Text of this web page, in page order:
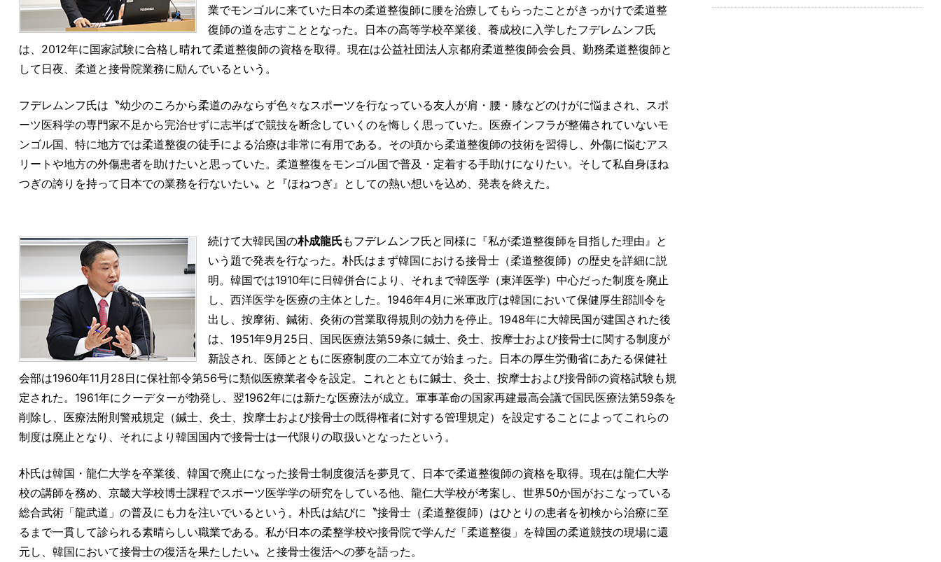
業でモンゴルに来ていた日本の柔道整復師に腰を治療してもらったことがきっかけで柔道整
復師の道を志すこととなった。日本の高等学校卒業後、養成校に入学したフデレムンフ氏
は、2012年に国家試験に合格し晴れて柔道整復師の資格を取得。現在は公益社団法人京都府柔道整復師会会員、勤務柔道整復師と
して日夜、柔道と接骨院業務に励んでいるという。
フデレムンフ氏は〝幼少のころから柔道のみならず色々なスポーツを行なっている友人が肩・腰・膝などのけがに悩まされ、スポ
ーツ医科学の専門家不足から完治せずに志半ばで競技を断念していくのを悔しく思っていた。医療インフラが整備されていないモ
ンゴル国、特に地方では柔道整復の徒手による治療は非常に有用である。その頃から柔道整復師の技術を習得し、外傷に悩むアス
リートや地方の外傷患者を助けたいと思っていた。柔道整復をモンゴル国で普及・定着する手助けになりたい。そして私自身ほね
つぎの誇りを持って日本での業務を行ないたい〟と『ほねつぎ』としての熱い想いを込め、発表を終えた。
続けて大韓民国の朴成龍氏 もフデレムンフ氏と同様に『私が柔道整復師を目指した理由』と
いう題で発表を行なった。朴氏はまず韓国における接骨士（柔道整復師）の歴史を詳細に説
明。韓国では1910年に日韓併合により、それまで韓医学（東洋医学）中心だった制度を廃止
し、西洋医学を医療の主体とした。1946年4月に米軍政庁は韓国において保健厚生部訓令を
出し、按摩術、鍼術、灸術の営業取得規則の効力を停止。1948年に大韓民国が建国された後
は、1951年9月25日、国民医療法第59条に鍼士、灸士、按摩士および接骨士に関する制度が
新設され、医師とともに医療制度の二本立てが始まった。日本の厚生労働省にあたる保健社
会部は1960年11月28日に保社部令第56号に類似医療業者令を設定。これとともに鍼士、灸士、按摩士および接骨師の資格試験も規
定された。1961年にクーデターが勃発し、翌1962年には新たな医療法が成立。軍事革命の国家再建最高会議で国民医療法第59条を
削除し、医療法附則警戒規定（鍼士、灸士、按摩士および接骨士の既得権者に対する管理規定）を設定することによってこれらの
制度は廃止となり、それにより韓国国内で接骨士は一代限りの取扱いとなったという。
朴氏は韓国・龍仁大学を卒業後、韓国で廃止になった接骨士制度復活を夢見て、日本で柔道整復師の資格を取得。現在は龍仁大学
校の講師を務め、京畿大学校博士課程でスポーツ医学学の研究をしている他、龍仁大学校が考案し、世界50か国がおこなっている
総合武術「龍武道」の普及にも力を注いでいるという。朴氏は結びに〝接骨士（柔道整復師）はひとりの患者を初検から治療に至
るまで一貫して診られる素晴らしい職業である。私が日本の柔整学校や接骨院で学んだ「柔道整復」を韓国の柔道競技の現場に還
元し、韓国において接骨士の復活を果たしたい〟と接骨士復活への夢を語った。